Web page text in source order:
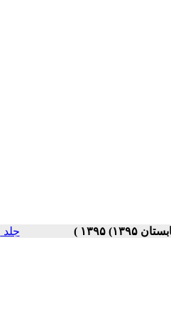
جلد ۱۱ شماره ۲ صفحات ۶۰-۴۸